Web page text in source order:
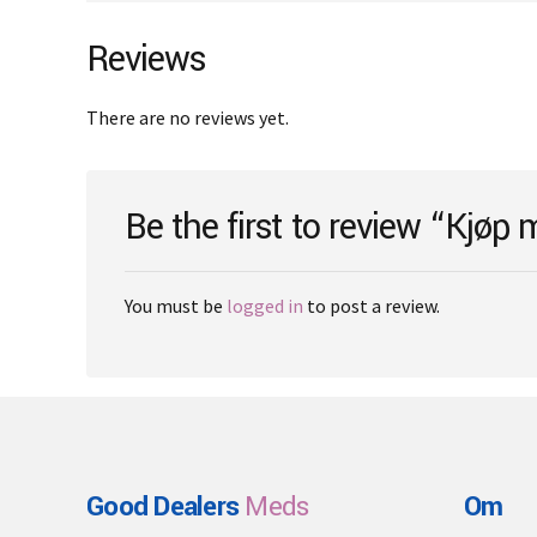
The
options
be
the
product
Reviews
There are no reviews yet.
Be the first to review “Kjøp
You must be logged in to post a review.
Good DealersMeds Om